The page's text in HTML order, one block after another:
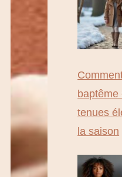
tenues
la saison